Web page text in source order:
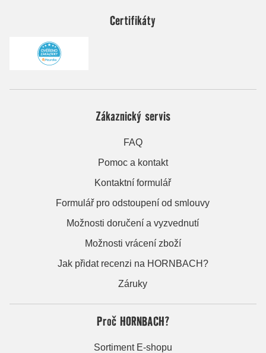
Certifikáty
Zákaznický servis
FAQ
Pomoc a kontakt
Kontaktní formulář
Formulář pro odstoupení od smlouvy
Možnosti doručení a vyzvednutí
Možnosti vrácení zboží
Jak přidat recenzi na HORNBACH?
Záruky
Proč HORNBACH?
Sortiment E-shopu